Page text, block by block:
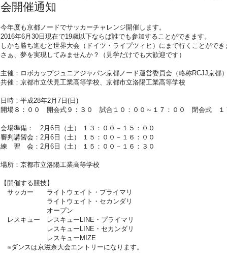
会開催通知
今年度も京都ノードでサッカーチャレンジ開催します。
2016年6月30日現在で19歳以下ならば誰でも参加することができます。
しかも勝ち進むと世界大会（ドイツ・ライプツィヒ）にまで行くことができ
さぁ、夢を実現してみませんか？（見学だけでも大歓迎です）
主催：ロボカップジュニアジャパン京都ノード運営委員会（略称RCJJ京都）
共催：京都市立伏見工業高等学校、京都市立洛陽工業高等学校
日時：平成28年2月7日(日)
開場８：００ 開会式９：３０ 試合１０：００～１７：００ 閉会式 １
会場準備： 2月6日（土） １３：００－１５：００
審判講習会：2月6日（土） １５：００－１６：００
練 習 会：2月6日（土） １５：００－１６：３０
場所：京都市立洛陽工業高等学校
【開催する競技】
サッカー ライトウェイト・プライマリ
ライトウェイト・セカンダリ
オープン
レスキュー レスキューLINE・プライマリ
レスキューLINE・セカンダリ
レスキューMIZE
※ダンスは京滋奈大会エントリーになります。